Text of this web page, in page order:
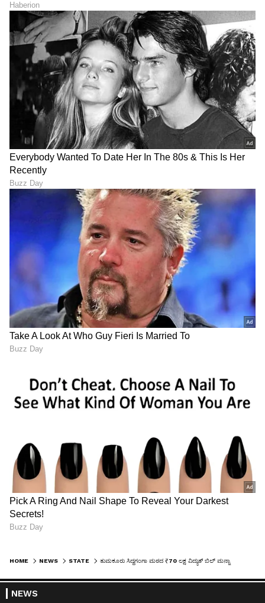
HOME NEWS STATE
NEWS